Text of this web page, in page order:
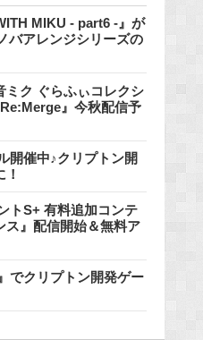
MIKU - part6 -』が
バアレンジシリーズの
ミク ぐらふぃコレクシ
』今秋配信予
開催中♪クリプトン開
トS+ 有料追加コンテ
ス』配信開始＆無料ア
でクリプトン開発ゲー